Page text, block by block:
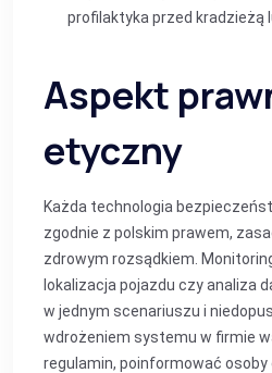
profilaktyka przed kradzieżą
Aspekt
etyczny
Każda technologia
zgodnie z polskim prawem,
zdrowym rozsądkiem.
lokalizacja pojazdu czy analiza
w jednym scenariuszu i
wdrożeniem systemu w firmie
regulamin, poinformować